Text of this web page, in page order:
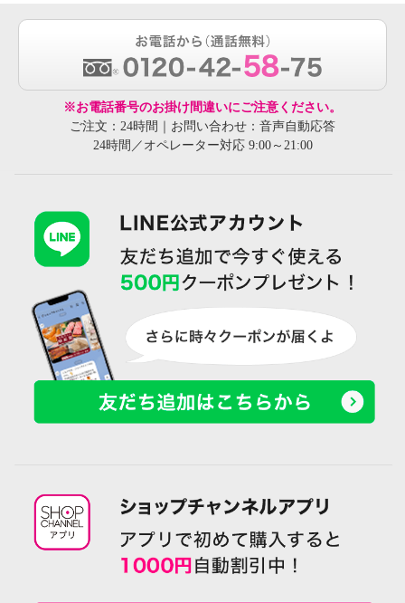
※お電話番号のお掛け間違いにご注意ください。
ご注文：24時間｜お問い合わせ：音声自動応答
24時間／オペレーター対応 9:00～21:00